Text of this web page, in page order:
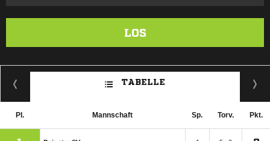
LOS
TABELLE
Pl. Mannschaft Sp. Torv. Pkt.